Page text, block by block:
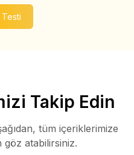
Testi
Takip Edin
tüm içeriklerimize
göz atabilirsiniz.